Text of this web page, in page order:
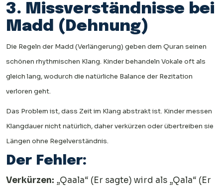
3. Missverständnisse bei
Madd (Dehnung)
Die Regeln der Madd (Verlängerung) geben dem Quran seinen
schönen rhythmischen Klang. Kinder behandeln Vokale oft als
gleich lang, wodurch die natürliche Balance der Rezitation
verloren geht.
Das Problem ist, dass Zeit im Klang abstrakt ist. Kinder messen
Klangdauer nicht natürlich, daher verkürzen oder übertreiben sie
Längen ohne Regelverständnis.
Der Fehler:
Verkürzen: „Qaala“ (Er sagte) wird als „Qala“ (Er